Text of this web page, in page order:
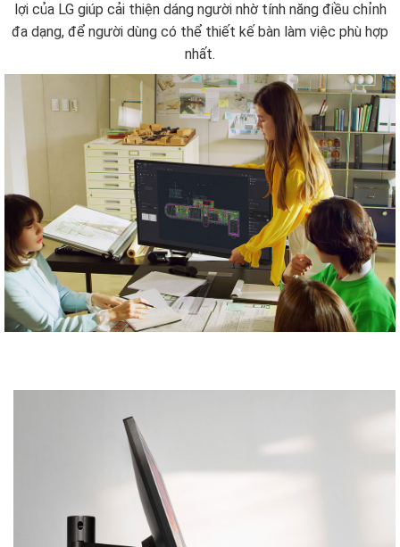
lợi của LG giúp cải thiện dáng người nhờ tính năng điều chỉnh
đa dạng, để người dùng có thể thiết kế bàn làm việc phù hợp
nhất.